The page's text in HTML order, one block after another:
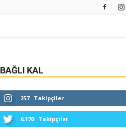
BAĞLI KAL
257 Takipçiler
6,170 Takipçiler